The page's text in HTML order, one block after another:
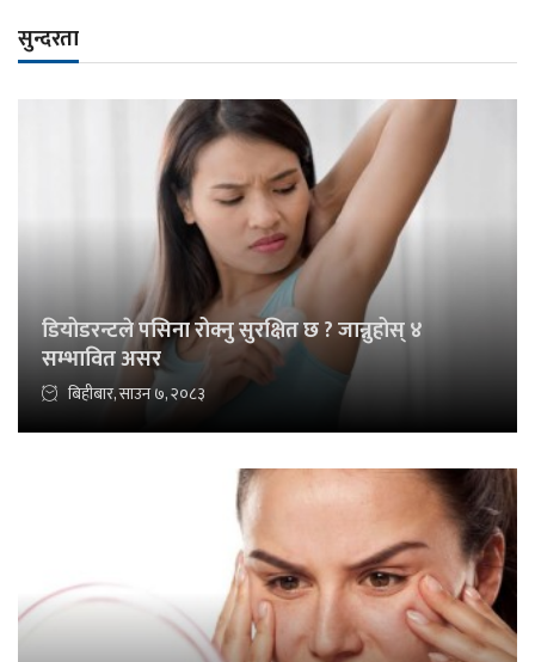
सुन्दरता
डियोडरन्टले पसिना रोक्नु सुरक्षित छ ? जान्नुहोस् ४
सम्भावित असर
बिहीबार, साउन ७, २०८३